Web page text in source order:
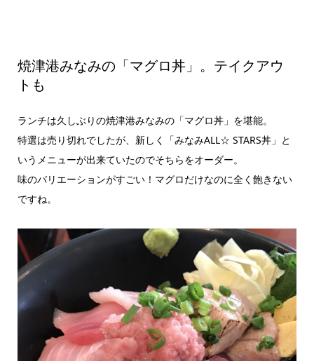
焼津港みなみの「マグロ丼」。テイクアウ
トも
ランチは久しぶりの焼津港みなみの「マグロ丼」を堪能。
特選は売り切れでしたが、新しく「みなみALL☆ STARS丼」と
いうメニューが出来ていたのでそちらをオーダー。
味のバリエーションがすごい！マグロだけなのに全く飽きない
ですね。